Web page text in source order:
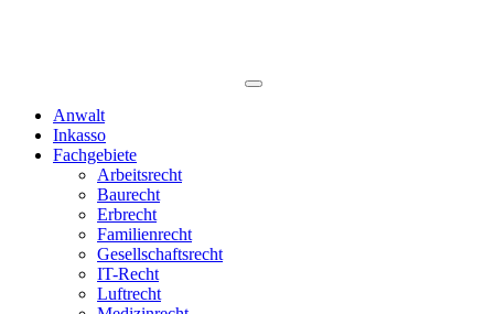
Anwalt
Inkasso
Fachgebiete
Arbeitsrecht
Baurecht
Erbrecht
Familienrecht
Gesellschaftsrecht
IT-Recht
Luftrecht